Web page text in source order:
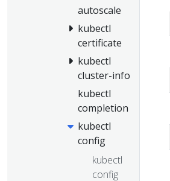
autoscale
kubectl
certificate
kubectl
cluster-info
kubectl
completion
kubectl
config
kubectl
config